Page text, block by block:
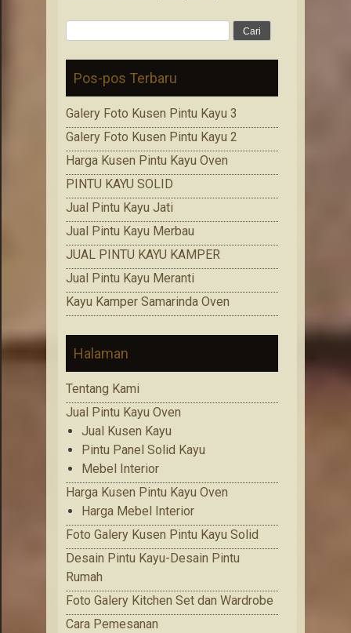
Pos-pos Terbaru
Galery Foto Kusen Pintu Kayu 3
Galery Foto Kusen Pintu Kayu 2
Harga Kusen Pintu Kayu Oven
PINTU KAYU SOLID
Jual Pintu Kayu Jati
Jual Pintu Kayu Merbau
JUAL PINTU KAYU KAMPER
Jual Pintu Kayu Meranti
Kayu Kamper Samarinda Oven
Halaman
Tentang Kami
Jual Pintu Kayu Oven
Jual Kusen Kayu
Pintu Panel Solid Kayu
Mebel Interior
Harga Kusen Pintu Kayu Oven
Harga Mebel Interior
Foto Galery Kusen Pintu Kayu Solid
Desain Pintu Kayu-Desain Pintu
Rumah
Foto Galery Kitchen Set dan Wardrobe
Cara Pemesanan